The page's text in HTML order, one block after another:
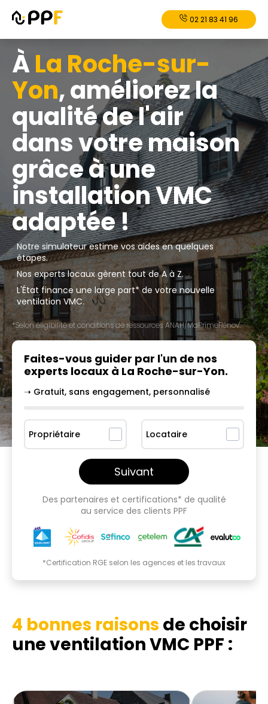
02 21 83 41 96
ÀLa Roche-sur-
Yon, améliorez la
qualité de l'air
dans votre maison
grâce à une
installation VMC
adaptée !
Notre simulateur estime vos aides en quelques
étapes.
Nos experts locaux gèrent tout de A à Z.
L'État finance une large part* de votre nouvelle
ventilation VMC.
*Selon éligibilité et conditions de ressources ANAH/MaPrimeRénov'.
Faites-vous guider par l'un de nos
experts locaux à La Roche-sur-Yon.
➝ Gratuit, sans engagement, personnalisé
Propriétaire Locataire
Suivant
Des partenaires et certifications* de qualité
au service des clients PPF
*Certification RGE selon les agences et les travaux
4 bonnes raisons de choisir
une ventilation VMC PPF :